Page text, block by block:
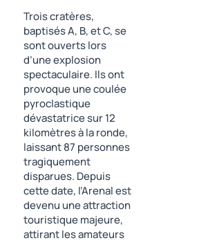
Trois cratères,
baptisés A, B, et C, se
sont ouverts lors
d’une explosion
spectaculaire. Ils ont
provoque une coulée
pyroclastique
dévastatrice sur 12
kilomètres à la ronde,
laissant 87 personnes
tragiquement
disparues. Depuis
cette date, l’Arenal est
devenu une attraction
touristique majeure,
attirant les amateurs